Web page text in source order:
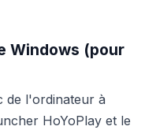
Windows (pour
de l'ordinateur à
HoYoPlay et le